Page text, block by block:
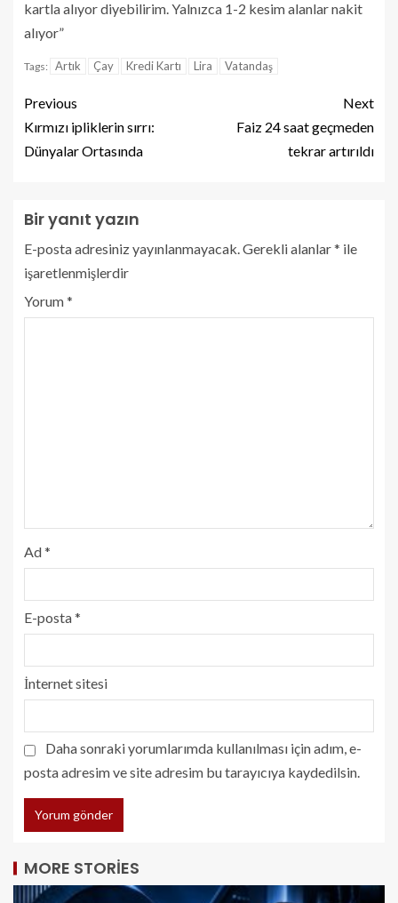
kartla alıyor diyebilirim. Yalnızca 1-2 kesim alanlar nakit
alıyor”
Tags: Artık Çay Kredi Kartı Lira Vatandaş
Previous
Kırmızı ipliklerin sırrı:
Dünyalar Ortasında
Next
Faiz 24 saat geçmeden
tekrar artırıldı
Bir yanıt yazın
E-posta adresiniz yayınlanmayacak.Gerekli alanlar* ile
işaretlenmişlerdir
Yorum*
Ad*
E-posta*
İnternet sitesi
Daha sonraki yorumlarımda kullanılması için adım, e-
posta adresim ve site adresim bu tarayıcıya kaydedilsin.
MORE STORIES